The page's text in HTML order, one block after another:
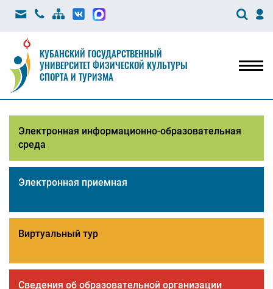
КУБАНСКИЙ ГОСУДАРСТВЕННЫЙ
УНИВЕРСИТЕТ ФИЗИЧЕСКОЙ КУЛЬТУРЫ
СПОРТА И ТУРИЗМА
Электронная информационно-образовательная
среда
Электронная приемная
Виртуальный тур
Сведения об образовательной организации